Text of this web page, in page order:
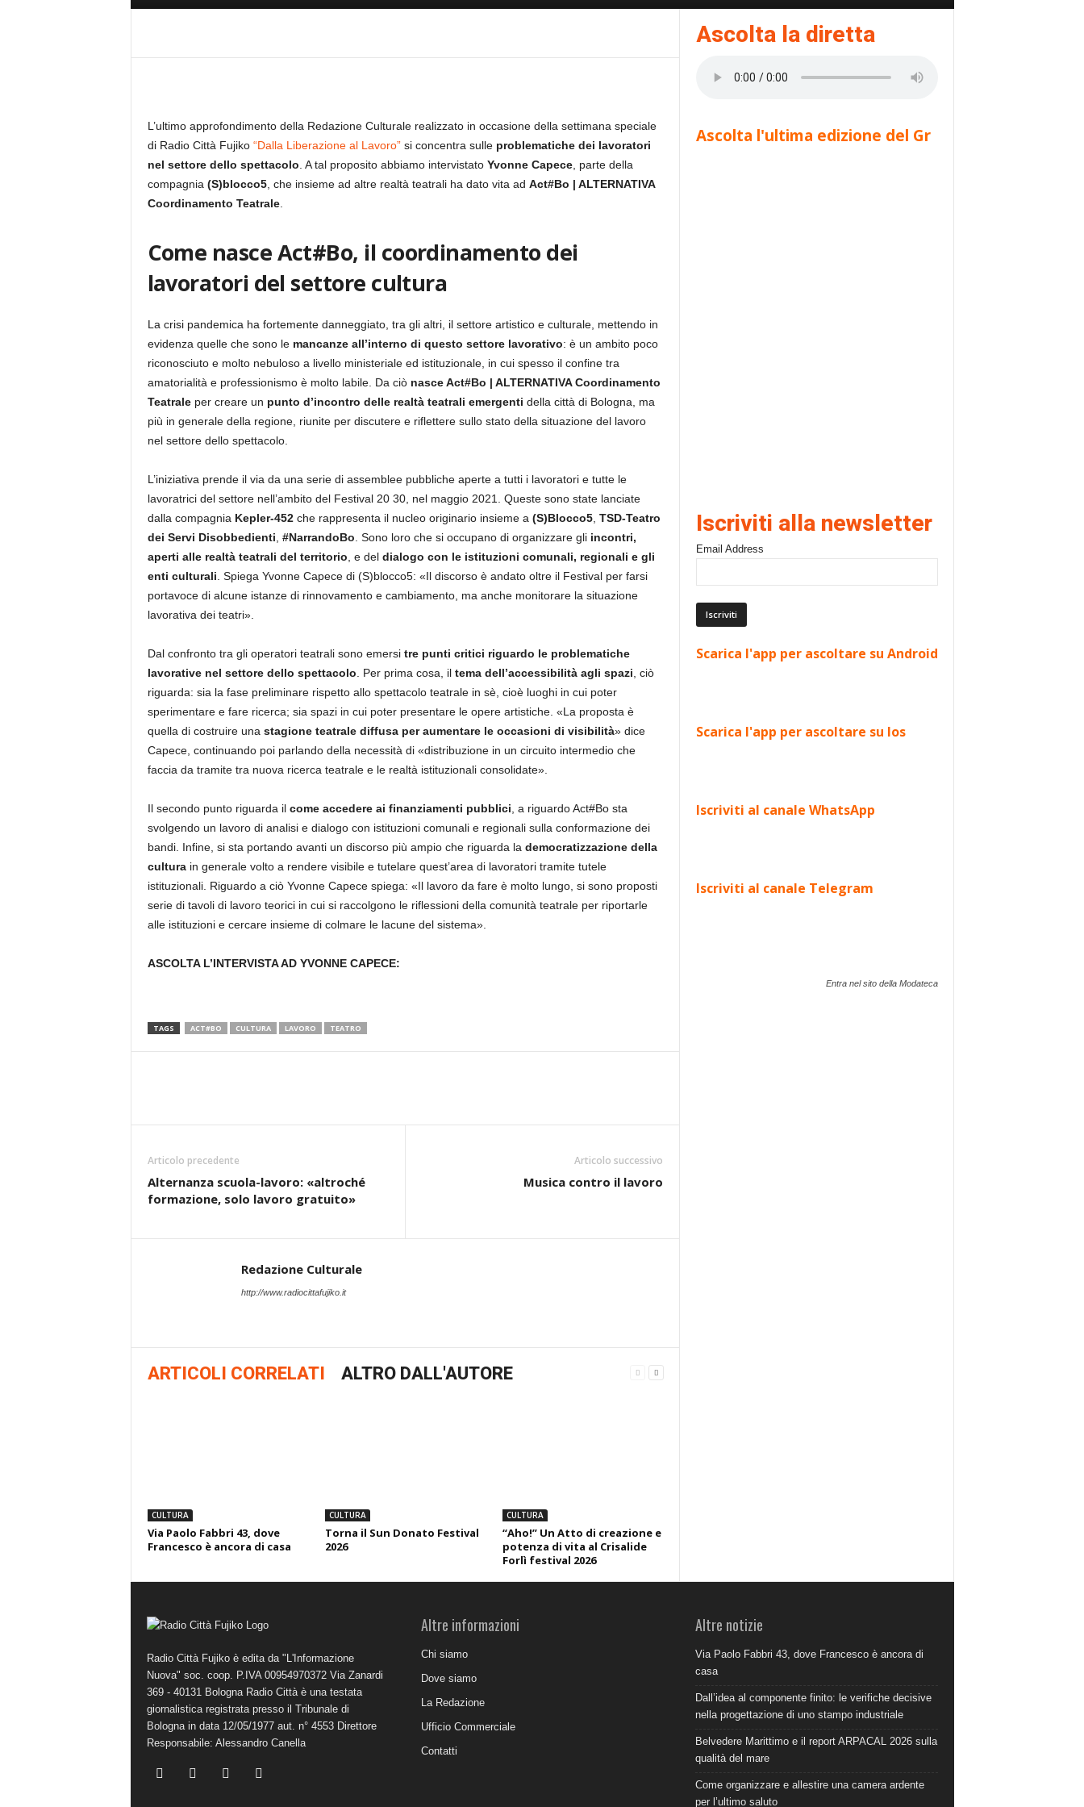
L’ultimo approfondimento della Redazione Culturale realizzato in occasione della settimana speciale
di Radio Città Fujiko “Dalla Liberazione al Lavoro”si concentra sulle problematiche dei lavoratori
nel settore dello spettacolo . A tal proposito abbiamo intervistato Yvonne Capece, parte della
compagnia (S)blocco5, che insieme ad altre realtà teatrali ha dato vita ad Act#Bo | ALTERNATIVA
Coordinamento Teatrale.
Come nasce Act#Bo, il coordinamento dei
lavoratori del settore cultura
La crisi pandemica ha fortemente danneggiato, tra gli altri, il settore artistico e culturale, mettendo in
evidenza quelle che sono le mancanze all’interno di questo settore lavorativo: è un ambito poco
riconosciuto e molto nebuloso a livello ministeriale ed istituzionale, in cui spesso il confine tra
amatorialità e professionismo è molto labile. Da ciò nasce Act#Bo | ALTERNATIVA Coordinamento
Teatraleper creare un punto d’incontro delle realtà teatrali emergenti della città di Bologna, ma
più in generale della regione, riunite per discutere e riflettere sullo stato della situazione del lavoro
nel settore dello spettacolo.
L’iniziativa prende il via da una serie di assemblee pubbliche aperte a tutti i lavoratori e tutte le
lavoratrici del settore nell’ambito del Festival 20 30, nel maggio 2021. Queste sono state lanciate
dalla compagnia Kepler-452 che rappresenta il nucleo originario insieme a (S)Blocco5, TSD-Teatro
dei Servi Disobbedienti #NarrandoBo . Sono loro che si occupano di organizzare gli incontri,
aperti alle realtà teatrali del territorio , e del dialogo con le istituzioni comunali, regionali e gli
enti culturali . Spiega Yvonne Capece di (S)blocco5: «Il discorso è andato oltre il Festival per farsi
portavoce di alcune istanze di rinnovamento e cambiamento, ma anche monitorare la situazione
lavorativa dei teatri».
Dal confronto tra gli operatori teatrali sono emersi tre punti critici riguardo le problematiche
lavorative nel settore dello spettacolo . Per prima cosa, il tema dell’accessibilità agli spazi , ciò
riguarda: sia la fase preliminare rispetto allo spettacolo teatrale in sè, cioè luoghi in cui poter
sperimentare e fare ricerca; sia spazi in cui poter presentare le opere artistiche. «La proposta è
quella di costruire una stagione teatrale diffusa per aumentare le occasioni di visibilità» dice
Capece, continuando poi parlando della necessità di «distribuzione in un circuito intermedio che
faccia da tramite tra nuova ricerca teatrale e le realtà istituzionali consolidate».
Il secondo punto riguarda il come accedere ai finanziamenti pubblici , a riguardo Act#Bo sta
svolgendo un lavoro di analisi e dialogo con istituzioni comunali e regionali sulla conformazione dei
bandi. Infine, si sta portando avanti un discorso più ampio che riguarda la democratizzazione della
culturain generale volto a rendere visibile e tutelare quest’area di lavoratori tramite tutele
istituzionali. Riguardo a ciò Yvonne Capece spiega: «Il lavoro da fare è molto lungo, si sono proposti
serie di tavoli di lavoro teorici in cui si raccolgono le riflessioni della comunità teatrale per riportarle
alle istituzioni e cercare insieme di colmare le lacune del sistema».
ASCOLTA L’INTERVISTA AD YVONNE CAPECE:
TAGS ACT#BO CULTURA LAVORO TEATRO
Articolo precedente
Alternanza scuola-lavoro: «altroché
formazione, solo lavoro gratuito»
Articolo successivo
Musica contro il lavoro
Redazione Culturale
http://www.radiocittafujiko.it
ARTICOLI CORRELATI ALTRO DALL'AUTORE
CULTURA
Via Paolo Fabbri 43, dove
Francesco è ancora di casa
CULTURA
Torna il Sun Donato Festival
2026
CULTURA
“Aho!” Un Atto di creazione e
potenza di vita al Crisalide
Forlì festival 2026
Ascolta la diretta
Ascolta l'ultima edizione del Gr
Iscriviti alla newsletter
Email Address
Scarica l'app per ascoltare su Android
Scarica l'app per ascoltare su Ios
Iscriviti al canale WhatsApp
Iscriviti al canale Telegram
Entra nel sito della Modateca
Radio Città Fujiko è edita da "L'Informazione
Nuova" soc. coop. P.IVA 00954970372 Via Zanardi
369 - 40131 Bologna Radio Città è una testata
giornalistica registrata presso il Tribunale di
Bologna in data 12/05/1977 aut. n° 4553 Direttore
Responsabile: Alessandro Canella
Altre informazioni
Chi siamo
Dove siamo
La Redazione
Ufficio Commerciale
Contatti
Altre notizie
Via Paolo Fabbri 43, dove Francesco è ancora di
casa
Dall’idea al componente finito: le verifiche decisive
nella progettazione di uno stampo industriale
Belvedere Marittimo e il report ARPACAL 2026 sulla
qualità del mare
Come organizzare e allestire una camera ardente
per l’ultimo saluto